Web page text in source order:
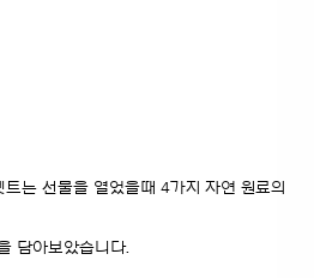
는 선물을 열었을때 4가지 자연 원료의
담아보았습니다.